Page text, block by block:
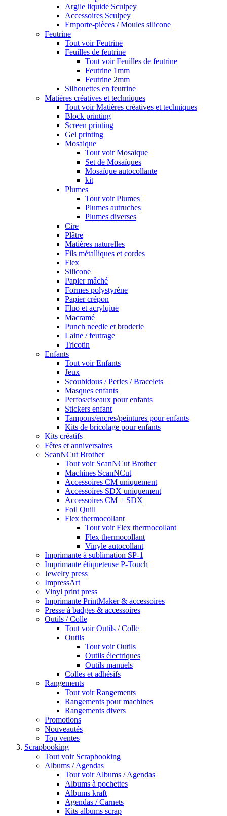
Argile liquide Sculpey
Accessoires Sculpey
Emporte-pièces / Moules silicone
Feutrine
Tout voir Feutrine
Feuilles de feutrine
Tout voir Feuilles de feutrine
Feutrine 1mm
Feutrine 2mm
Silhouettes en feutrine
Matières créatives et techniques
Tout voir Matières créatives et techniques
Block printing
Screen printing
Gel printing
Mosaique
Tout voir Mosaique
Set de Mosaïques
Mosaïque autocollante
kit
Plumes
Tout voir Plumes
Plumes autruches
Plumes diverses
Cire
Plâtre
Matières naturelles
Fils métalliques et cordes
Flex
Silicone
Papier mâché
Formes polystyrène
Papier crépon
Fluo et acrylqiue
Macramé
Punch needle et broderie
Laine / feutrage
Tricotin
Enfants
Tout voir Enfants
Jeux
Scoubidous / Perles / Bracelets
Masques enfants
Perfos/ciseaux pour enfants
Stickers enfant
Tampons/encres/peintures pour enfants
Kits de bricolage pour enfants
Kits créatifs
Fêtes et anniversaires
ScanNCut Brother
Tout voir ScanNCut Brother
Machines ScanNCut
Accessoires CM uniquement
Accessoires SDX uniquement
Accessoires CM + SDX
Foil Quill
Flex thermocollant
Tout voir Flex thermocollant
Flex thermocollant
Vinyle autocollant
Imprimante à sublimation SP-1
Imprimante étiqueteuse P-Touch
Jewelry press
ImpressArt
Vinyl print press
Imprimante PrintMaker & accessoires
Presse à badges & accessoires
Outils / Colle
Tout voir Outils / Colle
Outils
Tout voir Outils
Outils électriques
Outils manuels
Colles et adhésifs
Rangements
Tout voir Rangements
Rangements pour machines
Rangements divers
Promotions
Nouveautés
Top ventes
Scrapbooking
Tout voir Scrapbooking
Albums / Agendas
Tout voir Albums / Agendas
Albums à pochettes
Albums kraft
Agendas / Carnets
Kits albums scrap